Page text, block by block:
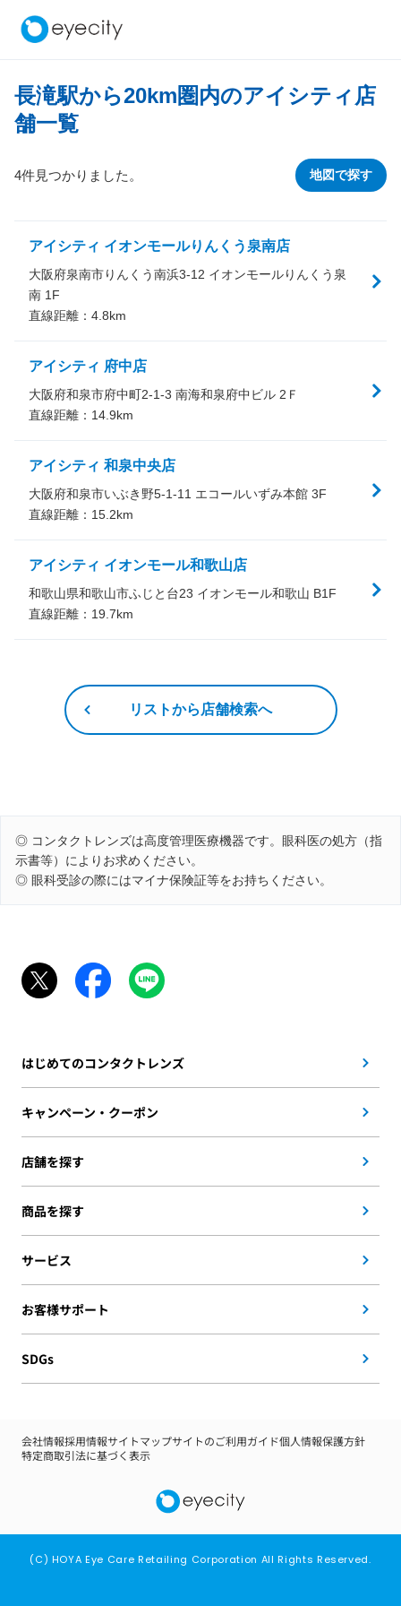
長滝駅から20km圏内のアイシティ店
舗一覧
地図で探す
4件見つかりました。
アイシティ イオンモールりんくう泉南店
大阪府泉南市りんくう南浜3-12 イオンモールりんくう泉
南 1F
直線距離： 4.8km
アイシティ 府中店
大阪府和泉市府中町2-1-3 南海和泉府中ビル 2Ｆ
直線距離： 14.9km
アイシティ 和泉中央店
大阪府和泉市いぶき野5-1-11 エコールいずみ本館 3F
直線距離： 15.2km
アイシティ イオンモール和歌山店
和歌山県和歌山市ふじと台23 イオンモール和歌山 B1F
直線距離： 19.7km
リストから店舗検索へ
◎ コンタクトレンズは高度管理医療機器です。眼科医の処方（指
示書等）によりお求めください。
◎ 眼科受診の際にはマイナ保険証等をお持ちください。
はじめてのコンタクトレンズ
キャンペーン・クーポン
店舗を探す
商品を探す
サービス
お客様サポート
SDGs
会社情報採用情報サイトマップサイトのご利用ガイド個人情報保護方針
特定商取引法に基づく表示
(C) HOYA Eye Care Retailing Corporation All Rights Reserved.